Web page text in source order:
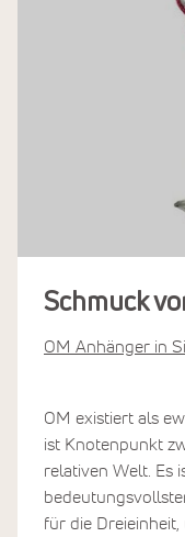
Schmuck
OM Anhänger in
OM existiert als
ist Knotenpunkt
relativen Welt. Es
für die Dreieinheit,